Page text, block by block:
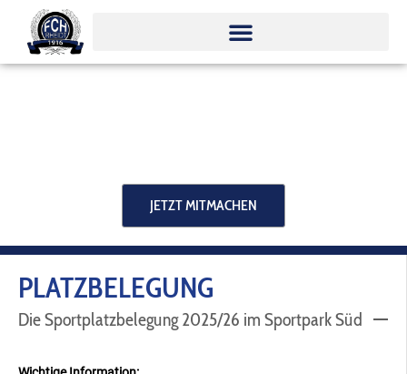
Inhalt
springen
JETZT MITMACHEN
PLATZBELEGUNG
Die Sportplatzbelegung 2025/26 im Sportpark Süd